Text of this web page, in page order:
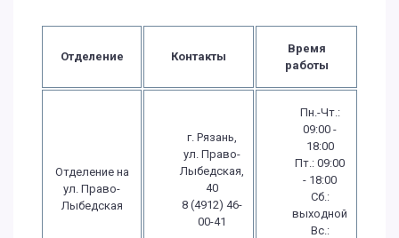
Отделение Контакты
Время
работы
Отделение на
ул. Право-
Лыбедская
г. Рязань,
ул. Право-
Лыбедская,
40
8 (4912) 46-
00-41
Пн.-Чт.:
09:00 -
18:00
Пт.: 09:00
- 18:00
Сб.:
выходной
Вс.: